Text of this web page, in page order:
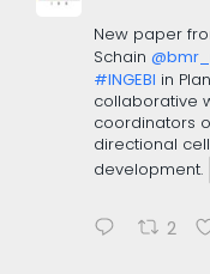
New paper
Schain
#INGEBI in
collaborative
coordinators
directional
development.
2